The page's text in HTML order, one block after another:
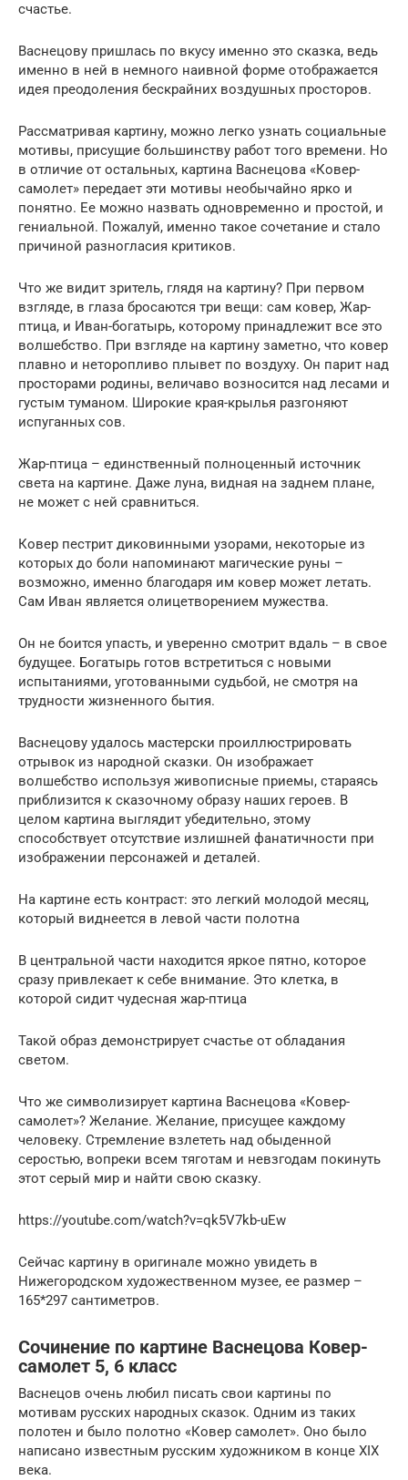
счастье.
Васнецову пришлась по вкусу именно это сказка, ведь
именно в ней в немного наивной форме отображается
идея преодоления бескрайних воздушных просторов.
Рассматривая картину, можно легко узнать социальные
мотивы, присущие большинству работ того времени. Но
в отличие от остальных, картина Васнецова «Ковер-
самолет» передает эти мотивы необычайно ярко и
понятно. Ее можно назвать одновременно и простой, и
гениальной. Пожалуй, именно такое сочетание и стало
причиной разногласия критиков.
Что же видит зритель, глядя на картину? При первом
взгляде, в глаза бросаются три вещи: сам ковер, Жар-
птица, и Иван-богатырь, которому принадлежит все это
волшебство. При взгляде на картину заметно, что ковер
плавно и неторопливо плывет по воздуху. Он парит над
просторами родины, величаво возносится над лесами и
густым туманом. Широкие края-крылья разгоняют
испуганных сов.
Жар-птица – единственный полноценный источник
света на картине. Даже луна, видная на заднем плане,
не может с ней сравниться.
Ковер пестрит диковинными узорами, некоторые из
которых до боли напоминают магические руны –
возможно, именно благодаря им ковер может летать.
Сам Иван является олицетворением мужества.
Он не боится упасть, и уверенно смотрит вдаль – в свое
будущее. Богатырь готов встретиться с новыми
испытаниями, уготованными судьбой, не смотря на
трудности жизненного бытия.
Васнецову удалось мастерски проиллюстрировать
отрывок из народной сказки. Он изображает
волшебство используя живописные приемы, стараясь
приблизится к сказочному образу наших героев. В
целом картина выглядит убедительно, этому
способствует отсутствие излишней фанатичности при
изображении персонажей и деталей.
На картине есть контраст: это легкий молодой месяц,
который виднеется в левой части полотна
В центральной части находится яркое пятно, которое
сразу привлекает к себе внимание. Это клетка, в
которой сидит чудесная жар-птица
Такой образ демонстрирует счастье от обладания
светом.
Что же символизирует картина Васнецова «Ковер-
самолет»? Желание. Желание, присущее каждому
человеку. Стремление взлететь над обыденной
серостью, вопреки всем тяготам и невзгодам покинуть
этот серый мир и найти свою сказку.
https://youtube.com/watch?v=qk5V7kb-uEw
Сейчас картину в оригинале можно увидеть в
Нижегородском художественном музее, ее размер –
165*297 сантиметров.
Сочинение по картине Васнецова Ковер-
самолет 5, 6 класс
Васнецов очень любил писать свои картины по
мотивам русских народных сказок. Одним из таких
полотен и было полотно «Ковер самолет». Оно было
написано известным русским художником в конце ХIХ
века.